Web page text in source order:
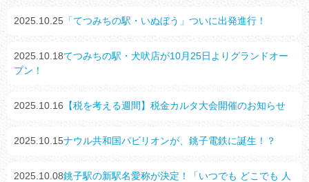
2025.10.25 「てつみちの駅・いぬぼう」ついに出発進行！
2025.10.18てつみちの駅・犬吠店が10月25日よりグランドオー
プン！
2025.10.16 【税を考える週間】税金カルタ大会開催のお知らせ
2025.10.15ナウル共和国パビリオンが、銚子電鉄に誕生！？
2025.10.08銚子駅の新駅名愛称が決定！「いつでも どこでも 人